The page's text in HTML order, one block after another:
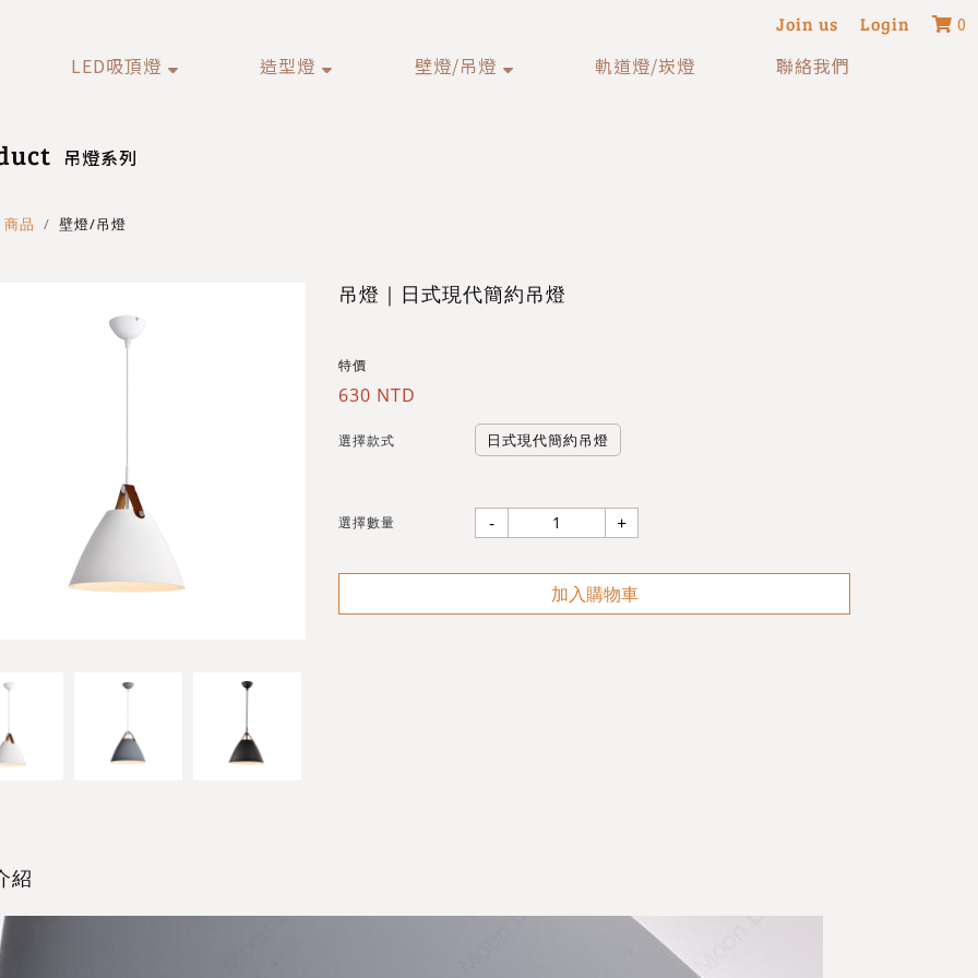
Join us Login 0
LED吸頂燈 造型燈 壁燈/吊燈 軌道燈/崁燈 聯絡我們
吊燈系列
商品 壁燈/吊燈
吊燈｜日式現代簡約吊燈
特價
630 NTD
選擇款式 日式現代簡約吊燈
選擇數量
加入購物車
紹